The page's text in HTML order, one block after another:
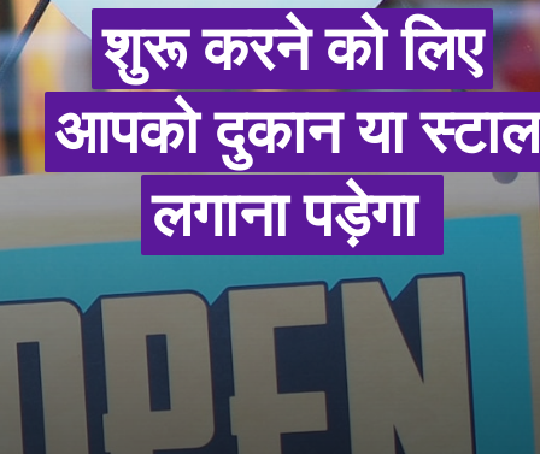
शुरू करने को लिए
आपको दुकान या स्टाल
लगाना पड़ेगा
शुरू करने को लिए
आपको दुकान या स्टाल
लगाना पड़ेगा